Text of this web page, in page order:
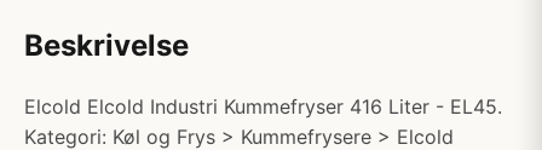
Beskrivelse
Elcold Elcold Industri Kummefryser 416 Liter - EL45.
Kategori: Køl og Frys > Kummefrysere > Elcold